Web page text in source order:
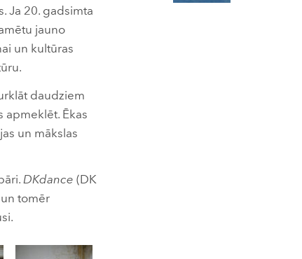
Ja 20. gadsimta
jauno
un kultūras
daudziem
apmeklēt. Ēkas
un mākslas
DKdance (DK
tomēr